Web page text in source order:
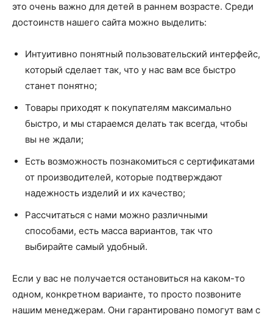
это очень важно для детей в раннем возрасте. Среди
достоинств нашего сайта можно выделить:
Интуитивно понятный пользовательский интерфейс,
который сделает так, что у нас вам все быстро
станет понятно;
Товары приходят к покупателям максимально
быстро, и мы стараемся делать так всегда, чтобы
вы не ждали;
Есть возможность познакомиться с сертификатами
от производителей, которые подтверждают
надежность изделий и их качество;
Рассчитаться с нами можно различными
способами, есть масса вариантов, так что
выбирайте самый удобный.
Если у вас не получается остановиться на каком-то
одном, конкретном варианте, то просто позвоните
нашим менеджерам. Они гарантировано помогут вам с